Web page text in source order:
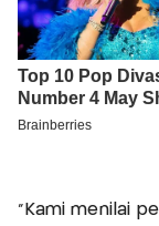
"Kami menilai